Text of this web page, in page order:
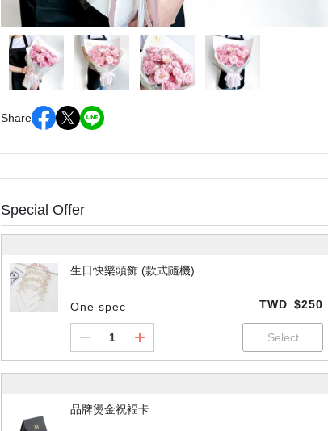
Share
Special Offer
生日快樂頭飾 (款式隨機)
One spec TWD $250
品牌燙金祝褔卡